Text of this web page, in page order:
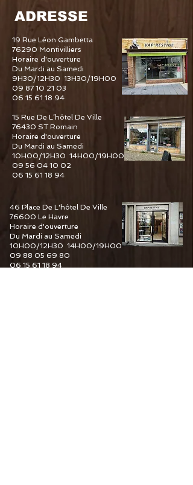
ADRESSE
19 Rue Léon Gambetta
76290 Montivilliers
Horaire d'ouverture
Du Mardi au Samedi
9H30/12H30 13H30/19H00
09 87 10 21 03
06 15 61 18 94
15 Rue De L’hôtel De Ville
76430 ST Romain
Horaire d'ouverture
Du Mardi au Samedi
10H00/12H30 14H00/19H00
09 56 04 10 02
06 15 61 18 94
46 Place De L'hôtel De Ville
76600 Le Havre
Horaire d'ouverture
Du Mardi au Samedi
10H00/12H30 14H00/19H00
09 88 05 69 80
06 15 61 18 94